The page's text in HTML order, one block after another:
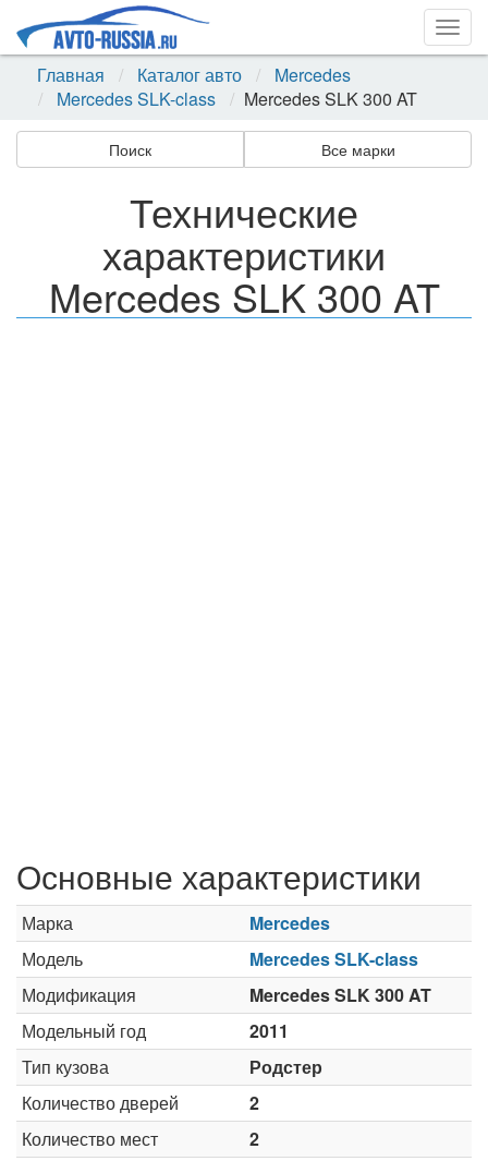
Главная
Каталог авто
Mercedes
Mercedes SLK-class
Mercedes SLK 300 AT
Поиск Все марки
Технические
характеристики
Mercedes SLK 300 AT
Основные характеристики
Марка
Mercedes
Модель
Mercedes SLK-class
Модификация
Mercedes SLK 300 AT
Модельный год
2011
Тип кузова
Родстер
Количество дверей
2
Количество мест
2